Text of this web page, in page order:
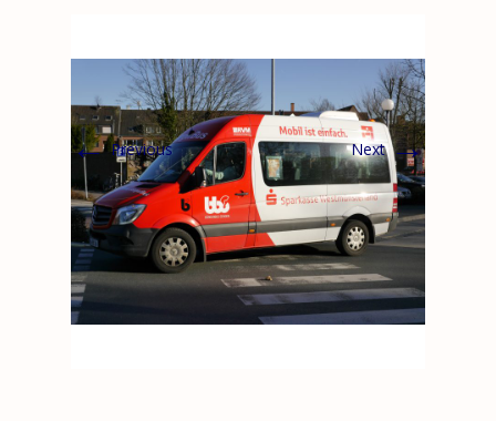
← Previous Next→